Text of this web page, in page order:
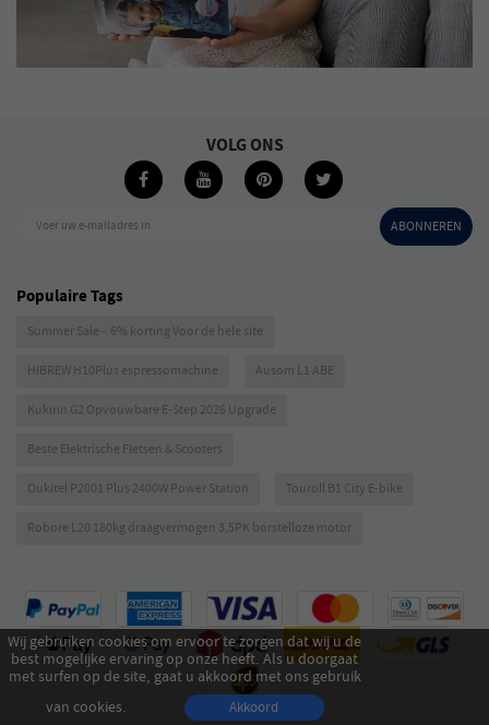
Voer uw e-mailadres in ABONNEREN
VOLG ONS
Wij gebruiken cookies om ervoor te zorgen dat wij u de
best mogelijke ervaring op onze heeft. Als u doorgaat
met surfen op de site, gaat u akkoord met ons gebruik
van cookies.
Akkoord
Populaire Tags
Summer Sale – 6% korting Voor de hele site
HIBREW H10Plus espressomachine Ausom L1 ABE
Kukirin G2 Opvouwbare E-Step 2026 Upgrade
Beste Elektrische Fietsen & Scooters
Oukitel P2001 Plus 2400W Power Station Touroll B1 City E-bike
Robore L20 180kg draagvermogen 3,5PK borstelloze motor